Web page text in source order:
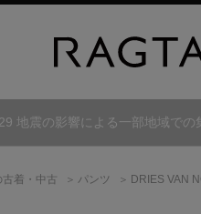
地震の影響による一部地域での
古着・中古 パンツ DRIES VAN